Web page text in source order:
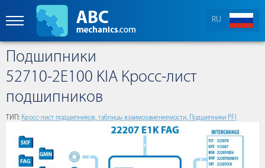
RU
Подшипники
52710-2E100 KIA Кросс-лист
подшипников
ТИП: Кросс-лист подшипников, таблицы взаимозаменяемости, Подшипники PFI